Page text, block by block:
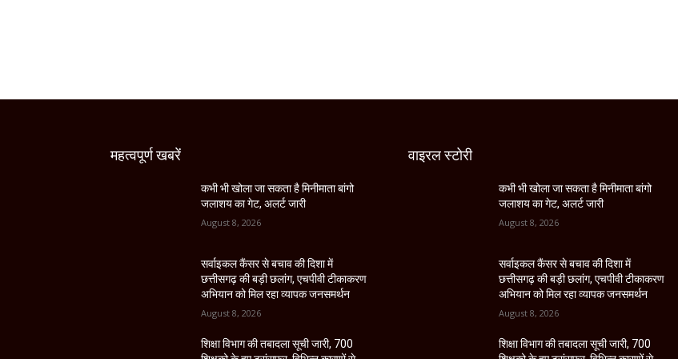
महत्वपूर्ण खबरें
कभी भी खोला जा सकता है मिनीमाता बांगो
जलाशय का गेट, अलर्ट जारी
August 8, 2026
सर्वाइकल कैंसर से बचाव की दिशा में
छत्तीसगढ़ की बड़ी छलांग, एचपीवी टीकाकरण
अभियान को मिल रहा व्यापक जनसमर्थन
August 8, 2026
शिक्षा विभाग की तबादला सूची जारी, 700
वाइरल स्टोरी
कभी भी खोला जा सकता है मिनीमाता बांगो
जलाशय का गेट, अलर्ट जारी
August 8, 2026
सर्वाइकल कैंसर से बचाव की दिशा में
छत्तीसगढ़ की बड़ी छलांग, एचपीवी टीकाकरण
अभियान को मिल रहा व्यापक जनसमर्थन
August 8, 2026
शिक्षा विभाग की तबादला सूची जारी, 700